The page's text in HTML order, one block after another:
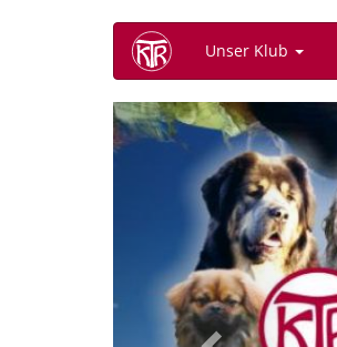
Unser Klub
Previous